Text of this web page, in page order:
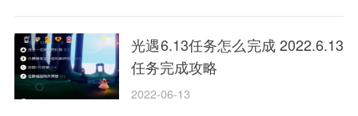
光遇6.13任务怎么完成 2022.6.13
任务完成攻略
2022-06-13